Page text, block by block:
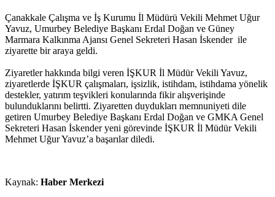
Çanakkale Çalışma ve İş Kurumu İl Müdürü Vekili Mehmet Uğur
Yavuz, Umurbey Belediye Başkanı Erdal Doğan ve Güney
Marmara Kalkınma Ajansı Genel Sekreteri Hasan İskender ile
ziyarette bir araya geldi.
Ziyaretler hakkında bilgi veren İŞKUR İl Müdür Vekili Yavuz,
ziyaretlerde İŞKUR çalışmaları, işsizlik, istihdam, istihdama yönelik
destekler, yatırım teşvikleri konularında fikir alışverişinde
bulunduklarını belirtti. Ziyaretten duydukları memnuniyeti dile
getiren Umurbey Belediye Başkanı Erdal Doğan ve GMKA Genel
Sekreteri Hasan İskender yeni görevinde İŞKUR İl Müdür Vekili
Mehmet Uğur Yavuz’a başarılar diledi.
Kaynak: Haber Merkezi